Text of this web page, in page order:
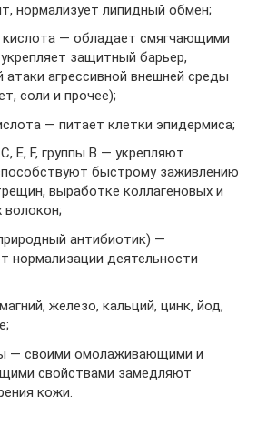
нормализует липидный обмен;
кислота — обладает смягчающими
защитный барьер,
агрессивной внешней среды
соли и прочее);
— питает клетки эпидермиса;
Е, F, группы В — укрепляют
быстрому заживлению
выработке коллагеновых и
волокон;
антибиотик) —
нормализации деятельности
железо, кальций, цинк, йод,
— своими омолаживающими и
свойствами замедляют
кожи.